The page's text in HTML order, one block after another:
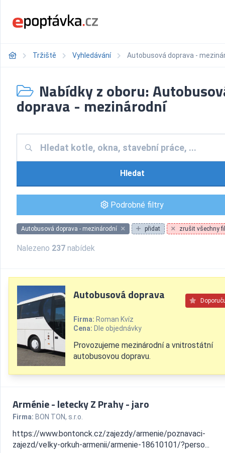
Tržiště Vyhledávání Autobusová doprava -
Nabídky z oboru:
doprava - mezinárodní
Hledat
Podrobné filtry
Autobusová doprava - mezinárodní přidat zrušit všechny
Nalezeno 237 nabídek
Autobusová doprava
Firma: Roman Kvíz
Cena: Dle objednávky
Provozujeme mezinárodní a vnitrostátní
autobusovou dopravu.
Arménie - letecky Z Prahy - jaro
Firma: BON TON, s.r.o.
https://www.bontonck.cz/zajezdy/armenie/poznavaci-
zajezd/velky-orkuh-armenii/armenie-18610101/?perso...